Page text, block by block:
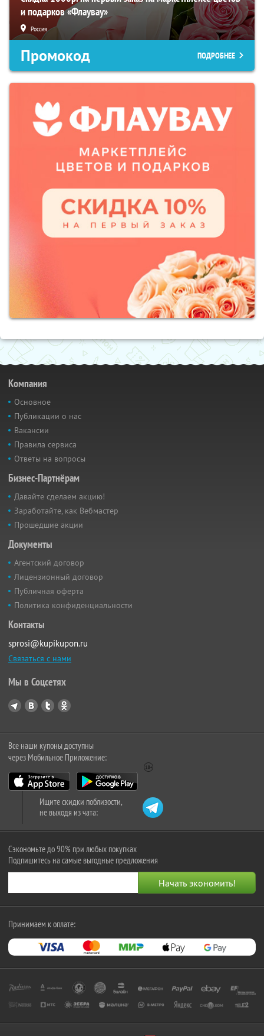
и подарков «Флаувау»
Россия
Промокод ПОДРОБНЕЕ
Компания
Основное
Публикации о нас
Вакансии
Правила сервиса
Ответы на вопросы
Бизнес-Партнёрам
Давайте сделаем акцию!
Заработайте, как Вебмастер
Прошедшие акции
Документы
Агентский договор
Лицензионный договор
Публичная оферта
Политика конфиденциальности
Контакты
sprosi@kupikupon.ru
Связаться с нами
Мы в Соцсетях
Все наши купоны доступны
через Мобильное Приложение:
Ищите скидки поблизости,
не выходя из чата:
Сэкономьте до 90% при любых покупках
Подпишитесь на самые выгодные предложения
Принимаем к оплате: